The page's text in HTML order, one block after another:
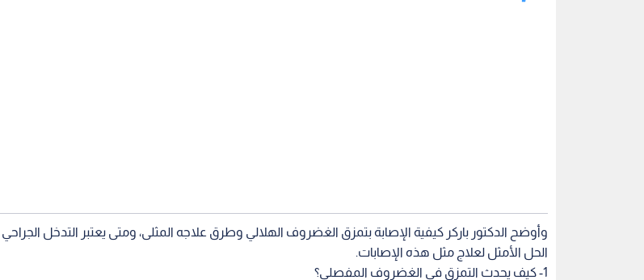
وأوضح الدكتور باركر كيفية الإصابة بتمزق الغضروف الهلالي وطرق علاجه المثلى، ومتى يعتبر التدخل
الحل الأمثل لعلاج مثل هذه الإصابات.
1- كيف يحدث التمزق في الغضروف المفصلي؟